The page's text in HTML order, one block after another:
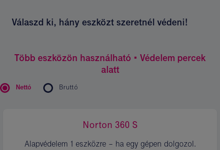
Válaszd ki, hány eszközt szeretnél védeni!
Több eszközön használható • Védelem percek
alatt
Nettó Bruttó
Norton 360⁣ S
Alapvédelem 1 eszközre – ha egy gépen dolgozol.